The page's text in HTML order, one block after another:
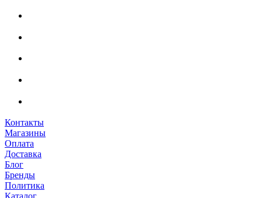
Контакты
Магазины
Оплата
Доставка
Блог
Бренды
Политика